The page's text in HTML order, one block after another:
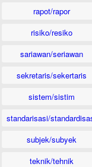
rapot/rapor
risiko/resiko
sariawan/seriawan
sekretaris/sekertaris
sistem/sistim
standarisasi/
subjek/subyek
teknik/tehnik